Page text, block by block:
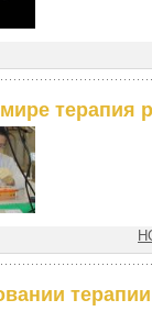
терапия